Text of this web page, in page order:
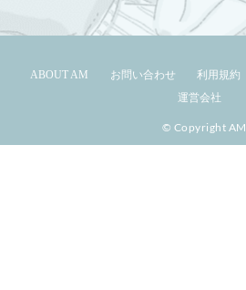
ABOUT AM お問い合わせ 利用規約
運営会社
© Copyright AM